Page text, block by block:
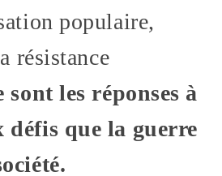
populaire,
résistance
sont les réponses à
défis que la guerre